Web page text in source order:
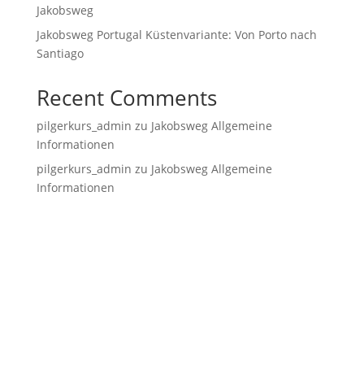
Jakobsweg
Jakobsweg Portugal Küstenvariante: Von Porto nach
Santiago
Recent Comments
pilgerkurs_admin zu Jakobsweg Allgemeine
Informationen
pilgerkurs_admin zu Jakobsweg Allgemeine
Informationen